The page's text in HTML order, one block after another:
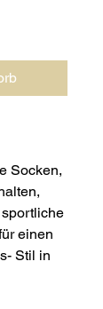
Socken,
einen
Stil in